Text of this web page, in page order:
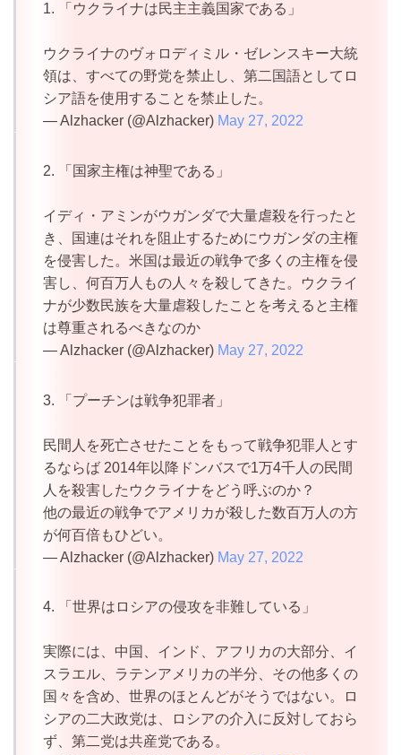
1. 「ウクライナは民主主義国家である」
ウクライナのヴォロディミル・ゼレンスキー大統
領は、すべての野党を禁止し、第二国語としてロ
シア語を使用することを禁止した。
— Alzhacker (@Alzhacker) May 27, 2022
2. 「国家主権は神聖である」
イディ・アミンがウガンダで大量虐殺を行ったと
き、国連はそれを阻止するためにウガンダの主権
を侵害した。米国は最近の戦争で多くの主権を侵
害し、何百万人もの人々を殺してきた。ウクライ
ナが少数民族を大量虐殺したことを考えると主権
は尊重されるべきなのか
— Alzhacker (@Alzhacker) May 27, 2022
3. 「プーチンは戦争犯罪者」
民間人を死亡させたことをもって戦争犯罪人とす
るならば 2014年以降ドンバスで1万4千人の民間
人を殺害したウクライナをどう呼ぶのか？
他の最近の戦争でアメリカが殺した数百万人の方
が何百倍もひどい。
— Alzhacker (@Alzhacker) May 27, 2022
4. 「世界はロシアの侵攻を非難している」
実際には、中国、インド、アフリカの大部分、イ
スラエル、ラテンアメリカの半分、その他多くの
国々を含め、世界のほとんどがそうではない。ロ
シアの二大政党は、ロシアの介入に反対しておら
ず、第二党は共産党である。